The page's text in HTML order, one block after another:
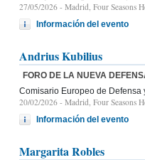
27/05/2026 - Madrid, Four Seasons
Información del evento
Andrius Kubilius
FORO DE LA NUEVA
Comisario Europeo de Defensa
20/02/2026 - Madrid, Four Seasons
Información del evento
Margarita Robles